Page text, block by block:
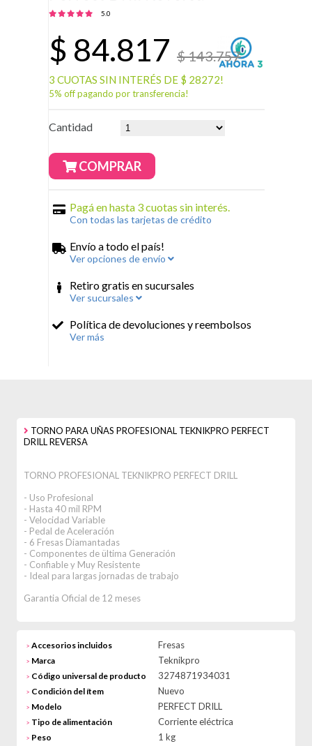
5.0
$ 84.817 $ 143.757
3 CUOTAS SIN INTERÉS DE $ 28272!
5% off pagando por transferencia!
Cantidad
COMPRAR
Pagá en hasta 3 cuotas sin interés.
Con todas las tarjetas de crédito
Envío a todo el país!
Ver opciones de envío
Retiro gratis en sucursales
Ver sucursales
Política de devoluciones y reembolsos
Ver más
TORNO PARA UÑAS PROFESIONAL TEKNIKPRO PERFECT
DRILL REVERSA
TORNO PROFESIONAL TEKNIKPRO PERFECT DRILL
- Uso Profesional
- Hasta 40 mil RPM
- Velocidad Variable
- Pedal de Aceleración
- 6 Fresas Diamantadas
- Componentes de ültima Generación
- Confiable y Muy Resistente
- Ideal para largas jornadas de trabajo
Garantia Oficial de 12 meses
> Accesorios incluidos Fresas
> Marca Teknikpro
> Código universal de producto 3274871934031
> Condición del ítem Nuevo
> Modelo PERFECT DRILL
> Tipo de alimentación Corriente eléctrica
> Peso 1 kg